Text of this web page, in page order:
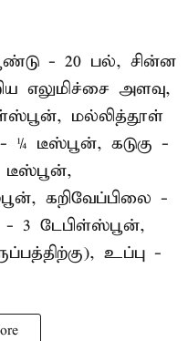
- 20 பல், சின்ன
எலுமிச்சை அளவு,
மல்லித்தூள்
டீஸ்பூன், கடுகு -
கறிவேப்பிலை -
3 டேபிள்ஸ்பூன்,
உப்பு -